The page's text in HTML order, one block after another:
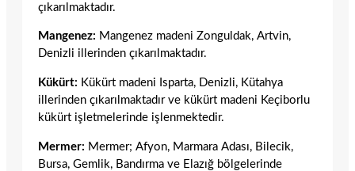
çıkarılmaktadır.
Mangenez: Mangenez madeni Zonguldak, Artvin,
Denizli illerinden çıkarılmaktadır.
Kükürt: Kükürt madeni Isparta, Denizli, Kütahya
illerinden çıkarılmaktadır ve kükürt madeni Keçiborlu
kükürt işletmelerinde işlenmektedir.
Mermer: Mermer; Afyon, Marmara Adası, Bilecik,
Bursa, Gemlik, Bandırma ve Elazığ bölgelerinde